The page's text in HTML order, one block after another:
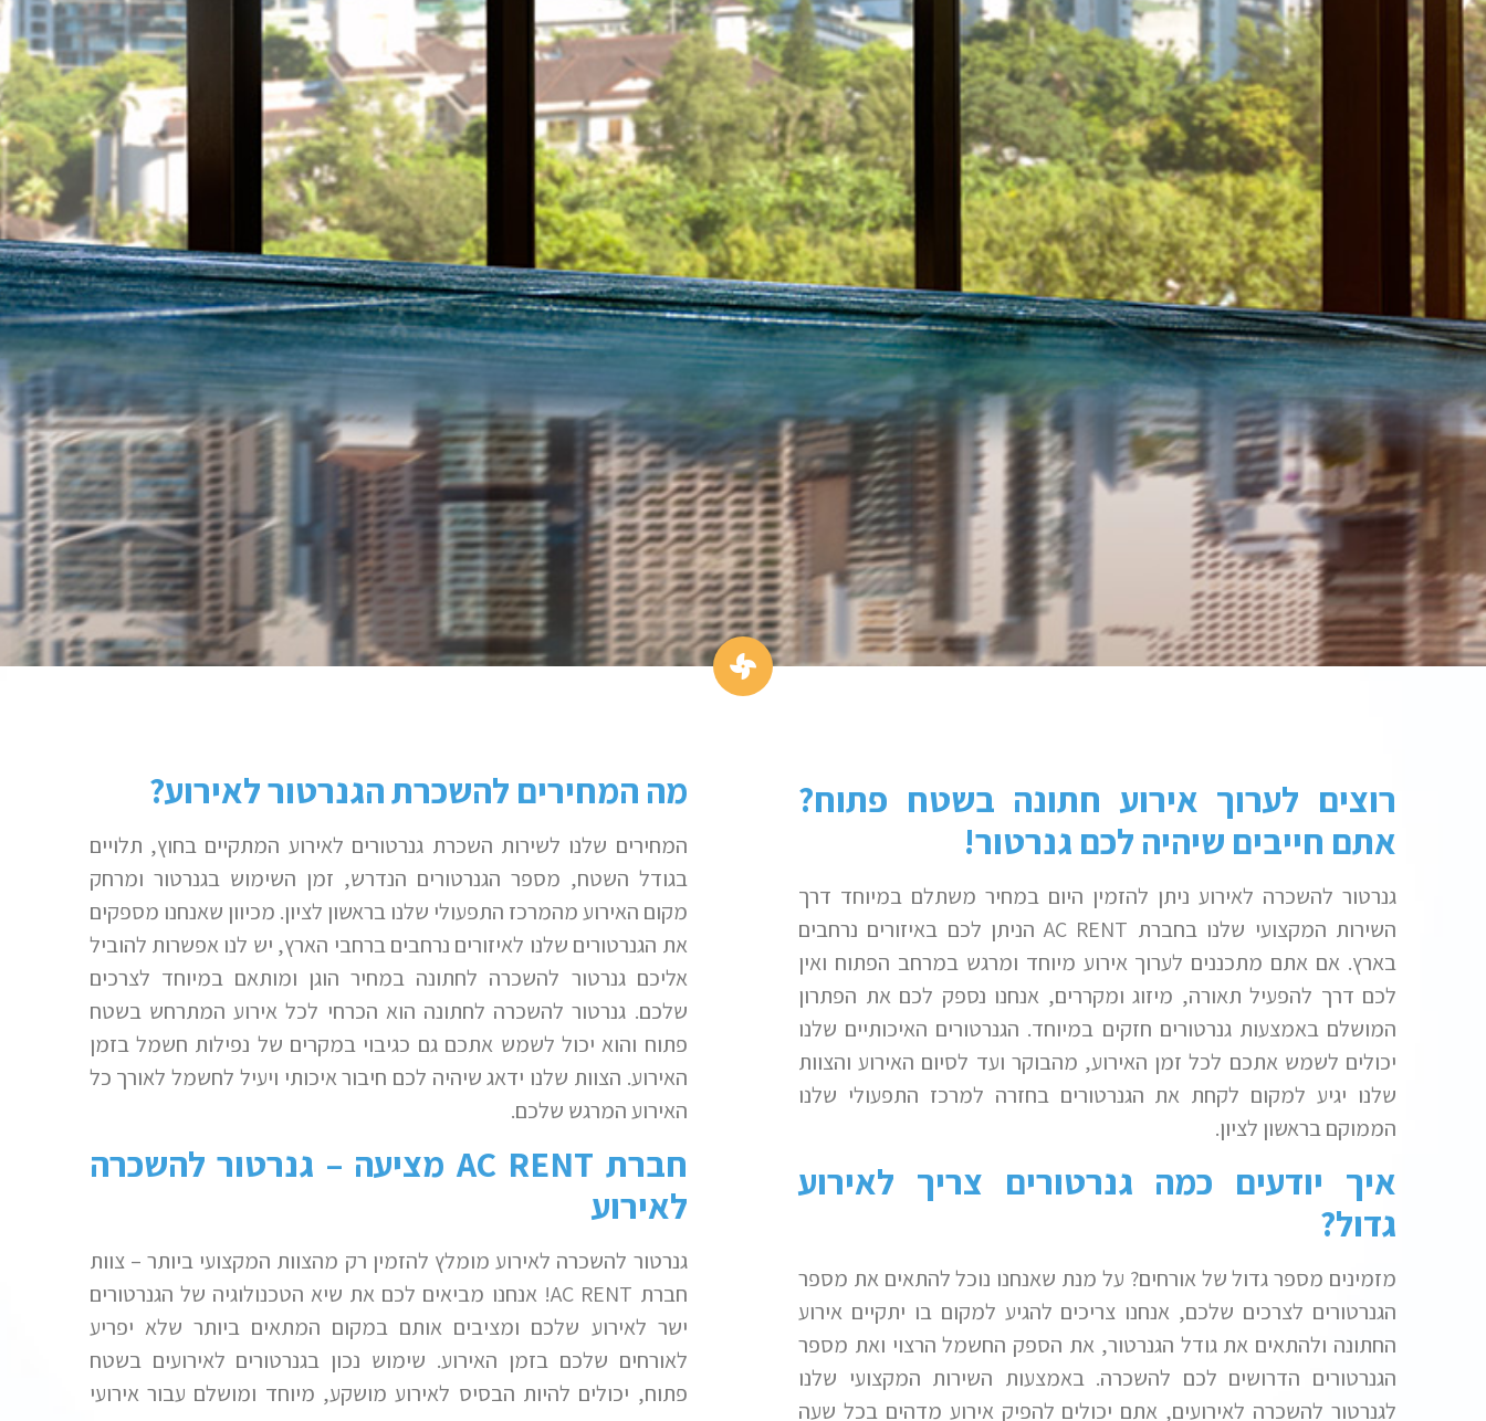
רוצים לערוך אירוע חתונה בשטח פתוח?
אתם חייבים שיהיה לכם גנרטור!
גנרטור להשכרה לאירוע ניתן להזמין היום במחיר משתלם במיוחד דרך
השירות המקצועי שלנו בחברת AC RENT הניתן לכם באיזורים נרחבים
בארץ. אם אתם מתכננים לערוך אירוע מיוחד ומרגש במרחב הפתוח ואין
לכם דרך להפעיל תאורה, מיזוג ומקררים, אנחנו נספק לכם את הפתרון
המושלם באמצעות גנרטורים חזקים במיוחד. הגנרטורים האיכותיים שלנו
יכולים לשמש אתכם לכל זמן האירוע, מהבוקר ועד לסיום האירוע והצוות
שלנו יגיע למקום לקחת את הגנרטורים בחזרה למרכז התפעולי שלנו
הממוקם בראשון לציון.
איך יודעים כמה גנרטורים צריך לאירוע
גדול?
מזמינים מספר גדול של אורחים? על מנת שאנחנו נוכל להתאים את מספר
הגנרטורים לצרכים שלכם, אנחנו צריכים להגיע למקום בו יתקיים אירוע
החתונה ולהתאים את גודל הגנרטור, את הספק החשמל הרצוי ואת מספר
הגנרטורים הדרושים לכם להשכרה. באמצעות השירות המקצועי שלנו
לגנרטור להשכרה לאירועים, אתם יכולים להפיק אירוע מדהים בכל שעה
מה המחירים להשכרת הגנרטור לאירוע?
המחירים שלנו לשירות השכרת גנרטורים לאירוע המתקיים בחוץ, תלויים
בגודל השטח, מספר הגנרטורים הנדרש, זמן השימוש בגנרטור ומרחק
מקום האירוע מהמרכז התפעולי שלנו בראשון לציון. מכיוון שאנחנו מספקים
את הגנרטורים שלנו לאיזורים נרחבים ברחבי הארץ, יש לנו אפשרות להוביל
אליכם גנרטור להשכרה לחתונה במחיר הוגן ומותאם במיוחד לצרכים
שלכם. גנרטור להשכרה לחתונה הוא הכרחי לכל אירוע המתרחש בשטח
פתוח והוא יכול לשמש אתכם גם כגיבוי במקרים של נפילות חשמל בזמן
האירוע. הצוות שלנו ידאג שיהיה לכם חיבור איכותי ויעיל לחשמל לאורך כל
האירוע המרגש שלכם.
חברת AC RENT מציעה – גנרטור להשכרה
לאירוע
גנרטור להשכרה לאירוע מומלץ להזמין רק מהצוות המקצועי ביותר – צוות
חברת AC RENT! אנחנו מביאים לכם את שיא הטכנולוגיה של הגנרטורים
ישר לאירוע שלכם ומציבים אותם במקום המתאים ביותר שלא יפריע
לאורחים שלכם בזמן האירוע. שימוש נכון בגנרטורים לאירועים בשטח
פתוח, יכולים להיות הבסיס לאירוע מושקע, מיוחד ומושלם עבור אירועי